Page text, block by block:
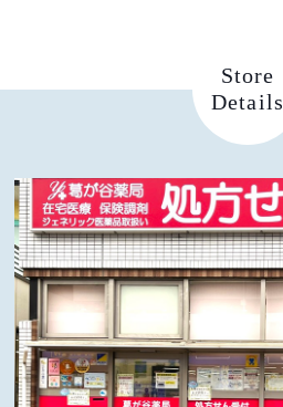
Store
Details